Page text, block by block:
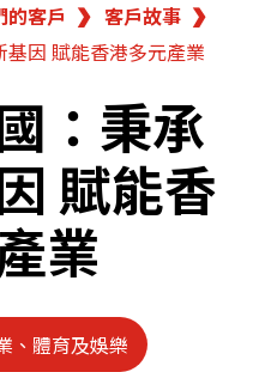
優勢
動
的客戶
客戶故事
因 賦能香港多元產業
：秉承
賦能香
業
、體育及娛樂